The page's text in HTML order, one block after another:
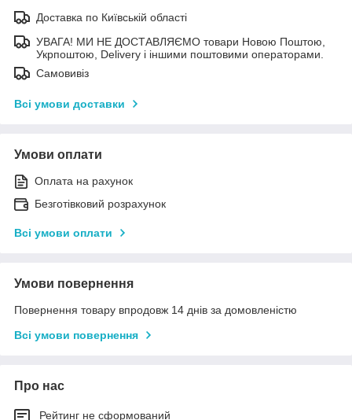
Доставка по Київській області
УВАГА! МИ НЕ ДОСТАВЛЯЄМО товари Новою Поштою,
Укрпоштою, Delivery і іншими поштовими операторами.
Самовивіз
Всі умови доставки
Умови оплати
Оплата на рахунок
Безготівковий розрахунок
Всі умови оплати
Умови повернення
Повернення товару впродовж 14 днів за домовленістю
Всі умови повернення
Про нас
Рейтинг не сформований